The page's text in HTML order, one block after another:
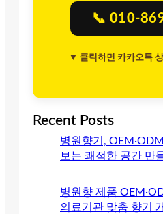
📞 010-
▼ 클릭하면 카카오톡
Recent Posts
병원향기,
보는 쾌적한 공간 만
병원향 제품
의료기관 맞춤 향기